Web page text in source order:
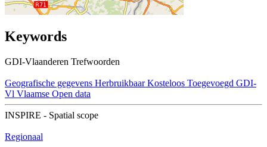
Keywords
GDI-Vlaanderen Trefwoorden
Geografische gegevens Herbruikbaar Kosteloos Toegevoegd GDI-
Vl Vlaamse Open data
INSPIRE - Spatial scope
Regionaal